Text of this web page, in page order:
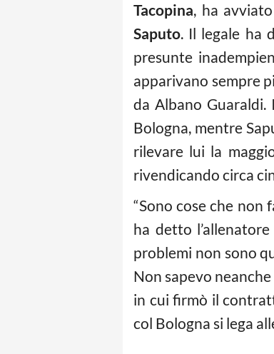
Tacopina, ha
Saputo. Il legale ha
presunte
apparivano sempre
da Albano Guaraldi.
Bologna, mentre
rilevare lui la
rivendicando circa
“Sono cose che non
ha detto l’allenatore
problemi non sono
Non sapevo
in cui firmò il
col Bologna si lega